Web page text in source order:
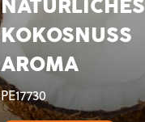
NATÜRLICHES
KOKOSNUSS
AROMA
PE17730